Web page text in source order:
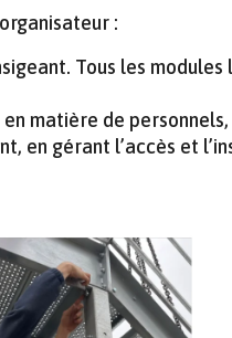
:
Tous les
matière de
en gérant l’accès et